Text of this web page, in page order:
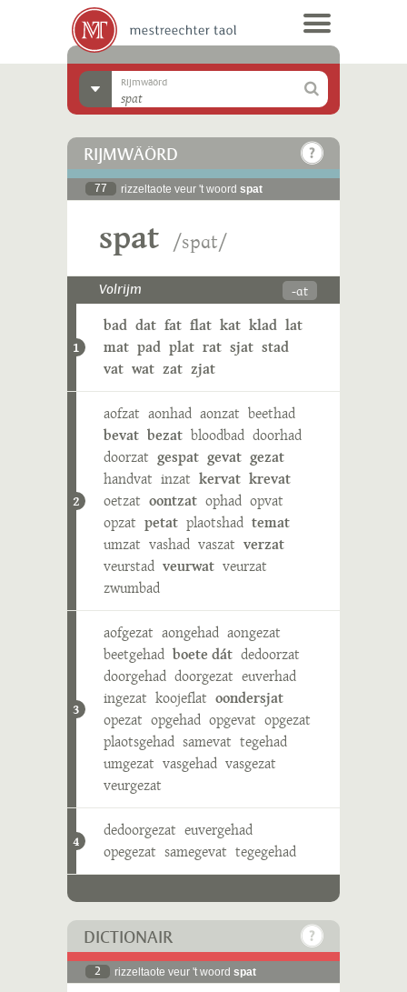
Rijmwäörd
RIJMWÄÖRD
77 rizzeltaote veur 't woord spat
spat /spɑt/
Volrijm -ɑt
1
bad dat fat flat kat klad lat
mat pad plat rat sjat stad
vat wat zat zjat
2
aofzat aonhad aonzat beethad
bevat bezat bloodbad doorhad
doorzat gespat gevat gezat
handvat inzat kervat krevat
oetzat oontzat ophad opvat
opzat petat plaotshad temat
umzat vashad vaszat verzat
veurstad veurwat veurzat
zwumbad
3
aofgezat aongehad aongezat
beetgehad boete dát dedoorzat
doorgehad doorgezat euverhad
ingezat koojeflat oondersjat
opezat opgehad opgevat opgezat
plaotsgehad samevat tegehad
umgezat vasgehad vasgezat
veurgezat
4
dedoorgezat euvergehad
opegezat samegevat tegegehad
DICTIONAIR
2 rizzeltaote veur 't woord spat